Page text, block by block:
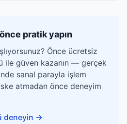
pratik yapın
Önce ücretsiz
ile güven kazanın — gerçek
sanal parayla işlem
atmadan önce deneyim
deneyin →